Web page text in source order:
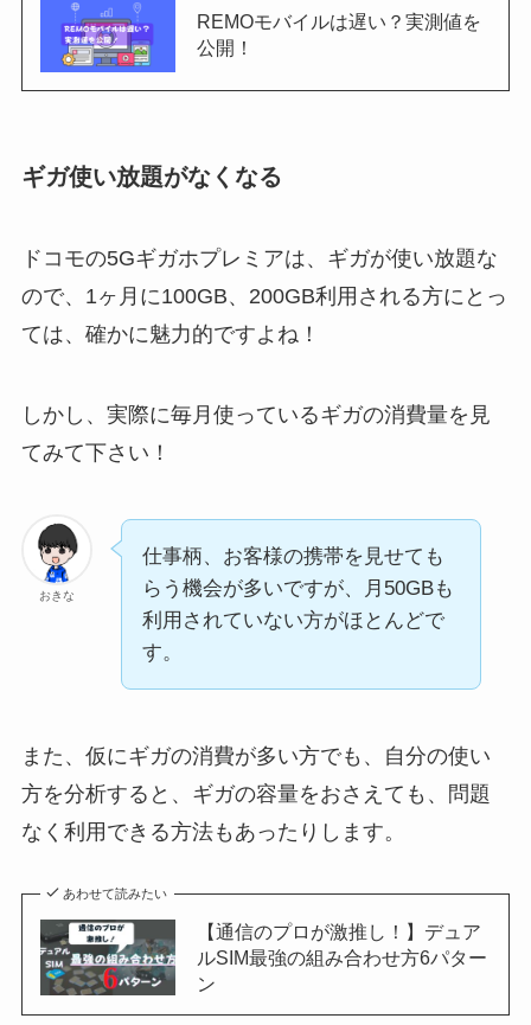
REMOモバイルは遅い？実測値を
公開！
ギガ使い放題がなくなる
ドコモの5Gギガホプレミアは、ギガが使い放題な
ので、1ヶ月に100GB、200GB利用される方にとっ
ては、確かに魅力的ですよね！
しかし、実際に毎月使っているギガの消費量を見
てみて下さい！
おきな
仕事柄、お客様の携帯を見せても
らう機会が多いですが、月50GBも
利用されていない方がほとんどで
す。
また、仮にギガの消費が多い方でも、自分の使い
方を分析すると、ギガの容量をおさえても、問題
なく利用できる方法もあったりします。
あわせて読みたい
【通信のプロが激推し！】デュア
ルSIM最強の組み合わせ方6パター
ン